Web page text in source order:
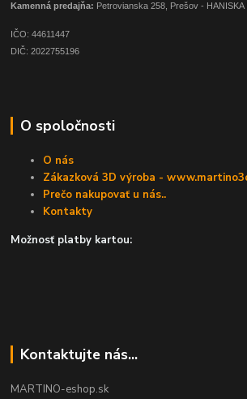
Kamenná predajňa: Petrovianska 258, Prešov - HANISKA II
IČO: 44611447
DIČ: 2022755196
O spoločnosti
O nás
Zákazková 3D výroba -
Prečo nakupovať u nás..
Kontakty
Možnosť platby kartou:
Kontaktujte nás...
MARTINO-eshop.sk